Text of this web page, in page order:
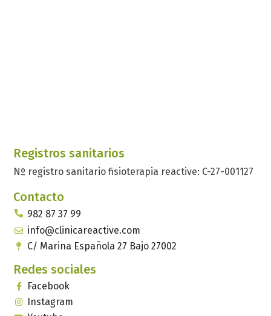
Registros sanitarios
Nº registro sanitario fisioterapia reactive: C-27-001127
Contacto
982 87 37 99
info@clinicareactive.com
C/ Marina Española 27 Bajo 27002
Redes sociales
Facebook
Instagram